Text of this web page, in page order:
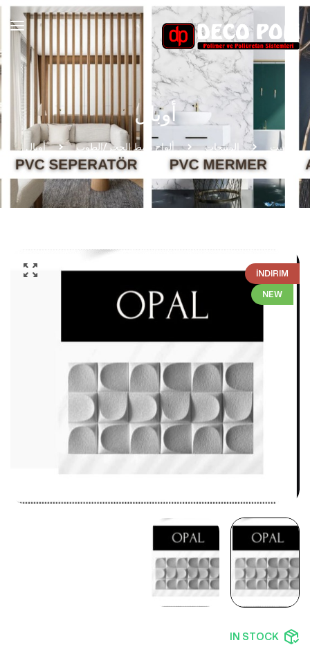
أوبال
بيت المنتجات ألواح بنمط الحجر/الطوب أوبال
İNDIRIM
NEW
IN STOCK